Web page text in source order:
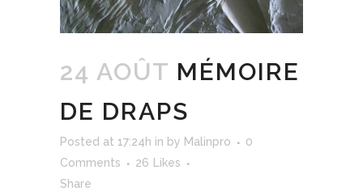
24 AOÛT MÉMOIRE
DE DRAPS
Posted at 17:24h in by Malinpro
0
Comments
26
Likes
Share